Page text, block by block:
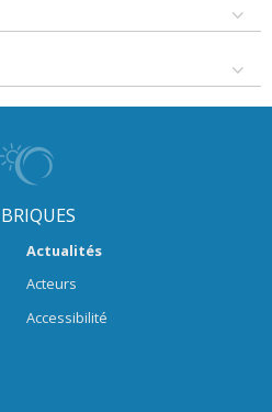
Actualités
Acteurs
Accessibilité